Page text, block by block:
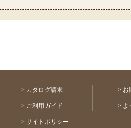
30日 【重要】熊本県熊本地方を
17日 ◆お盆休み中の配送スケジ
> カタログ請求
> ご利用ガイド
> サイトポリシー
> お
> よ